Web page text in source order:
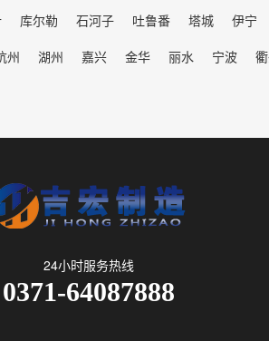
库尔勒 石河子 吐鲁番 塔城 伊宁
州 湖州 嘉兴 金华 丽水 宁波
24小时服务热线
0371-64087888